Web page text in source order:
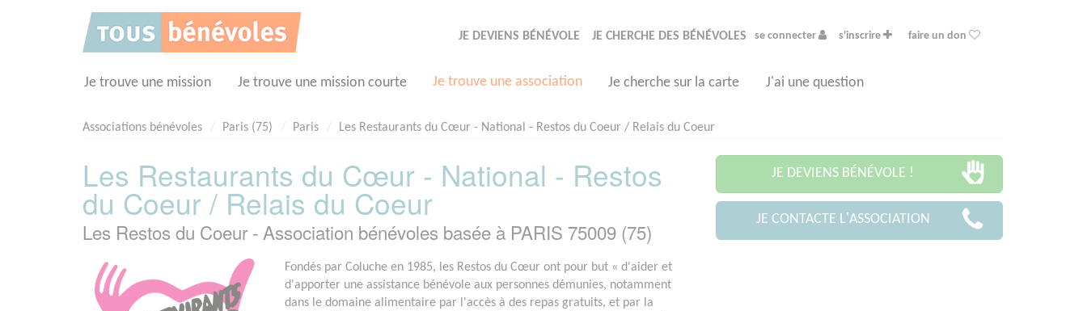
JE DEVIENS BÉNÉVOLE JE CHERCHE DES BÉNÉVOLES se connecter s'inscrire faire un don
Je trouve une mission Je trouve une mission courte Je trouve une association Je cherche sur la carte J'ai une question
Associations bénévoles Paris (75) Paris Les Restaurants du Cœur - National - Restos du Coeur / Relais du Coeur
Les Restaurants du Cœur - National - Restos
du Coeur / Relais du Coeur
Les Restos du Coeur - Association bénévoles basée à PARIS 75009 (75)
Fondés par Coluche en 1985, les Restos du Cœur ont pour but « d'aider et
d'apporter une assistance bénévole aux personnes démunies, notamment
dans le domaine alimentaire par l'accès à des repas gratuits, et par la
JE DEVIENS BÉNÉVOLE !
JE CONTACTE L'ASSOCIATION